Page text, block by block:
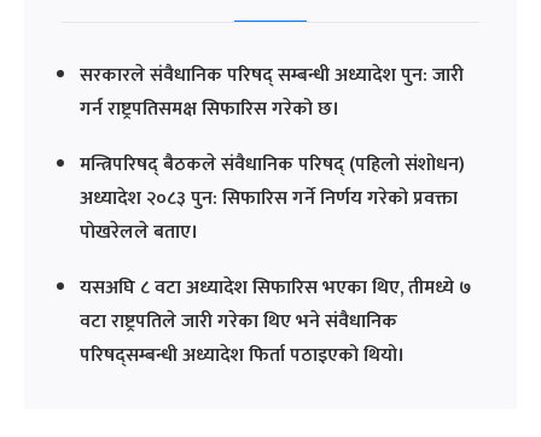
सरकारले संवैधानिक परिषद् सम्बन्धी अध्यादेश पुन: जारी
गर्न राष्ट्रपतिसमक्ष सिफारिस गरेको छ।
मन्त्रिपरिषद् बैठकले संवैधानिक परिषद् (पहिलो संशोधन)
अध्यादेश २०८३ पुन: सिफारिस गर्ने निर्णय गरेको प्रवक्ता
पोखरेलले बताए।
यसअघि ८ वटा अध्यादेश सिफारिस भएका थिए, तीमध्ये ७
वटा राष्ट्रपतिले जारी गरेका थिए भने संवैधानिक
परिषद्सम्बन्धी अध्यादेश फिर्ता पठाइएको थियो।